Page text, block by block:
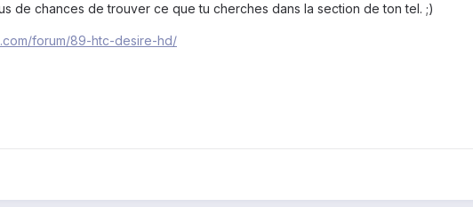
de chances de trouver ce que tu cherches dans la section de ton tel. ;)
forum/89-htc-desire-hd/